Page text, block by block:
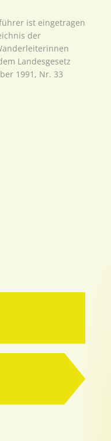
ist eingetragen
der
Landesgesetz
1991, Nr. 33